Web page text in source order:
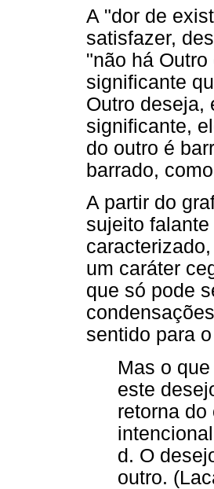
A "dor de
satisfazer,
"não há
significante
Outro deseja,
significante,
do outro é
barrado,
A partir do
sujeito
um caráter
que só pode
sentido para
Mas o
este
retorna
d. O
outro.